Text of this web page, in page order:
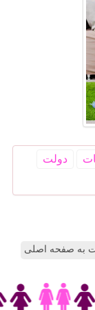
دولت
به صفحه اصلی